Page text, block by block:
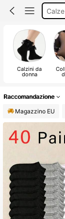
Calzini da
donna
Raccomandazione
Magazzino EU